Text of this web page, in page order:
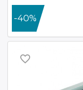
-40%
favorite_border